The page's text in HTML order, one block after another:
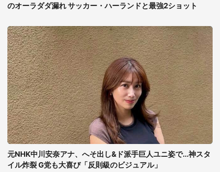
のオーラダダ漏れ サッカー・ハーランドと最強2ショット
元NHK中川安奈アナ、へそ出し&ド派手巨人ユニ姿で...神スタ
イル炸裂 G党も大喜び「反則級のビジュアル」